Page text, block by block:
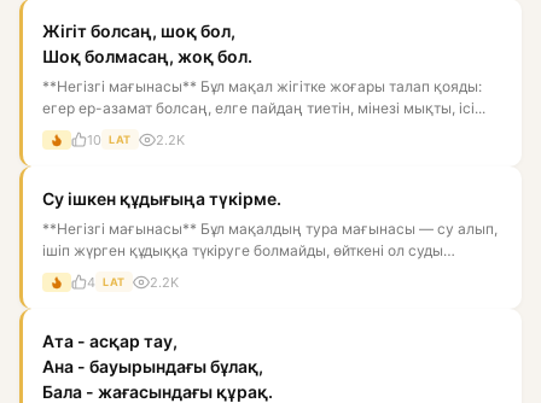
Жігіт болсаң, шоқ бол,
Шоқ болмасаң, жоқ бол.
**Негізгі мағынасы** Бұл мақал жігітке жоғары талап қояды:
егер ер-азамат болсаң, елге пайдаң тиетін, мінезі мықты, ісі...
10 LAT 2.2K
Су ішкен құдығыңа түкірме.
**Негізгі мағынасы** Бұл мақалдың тура мағынасы — су алып,
ішіп жүрген құдыққа түкіруге болмайды, өйткені ол суды
ластай...
4 LAT 2.2K
Ата - асқар тау,
Ана - бауырындағы бұлақ,
Бала - жағасындағы құрақ.